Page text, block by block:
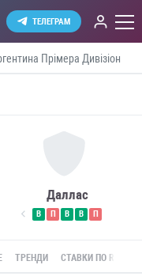
ТЕЛЕГРАМ
Прімера Дивізіон
Даллас
В П В В П
ТРЕНДИ СТАВКИ ПО ROI